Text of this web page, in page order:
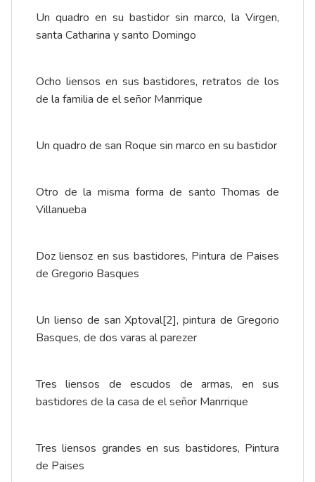
Un quadro en su bastidor sin marco, la Virgen,
santa Catharina y santo Domingo
Ocho liensos en sus bastidores, retratos de los
de la familia de el señor Manrrique
Un quadro de san Roque sin marco en su bastidor
Otro de la misma forma de santo Thomas de
Villanueba
Doz liensoz en sus bastidores, Pintura de Paises
de Gregorio Basques
Un lienso de san Xptoval[2], pintura de Gregorio
Basques, de dos varas al parezer
Tres liensos de escudos de armas, en sus
bastidores de la casa de el señor Manrrique
Tres liensos grandes en sus bastidores, Pintura
de Paises